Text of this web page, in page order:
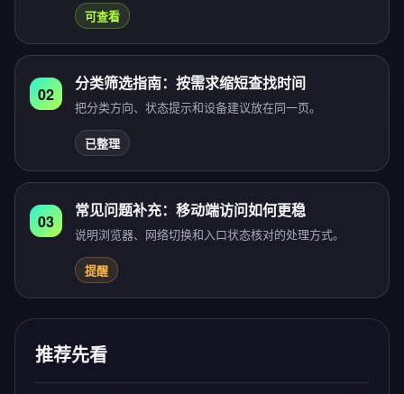
可查看
02
分类筛选指南：按需求缩短查找时间
把分类方向、状态提示和设备建议放在同一页。
已整理
03
常见问题补充：移动端访问如何更稳
说明浏览器、网络切换和入口状态核对的处理方式。
提醒
推荐先看